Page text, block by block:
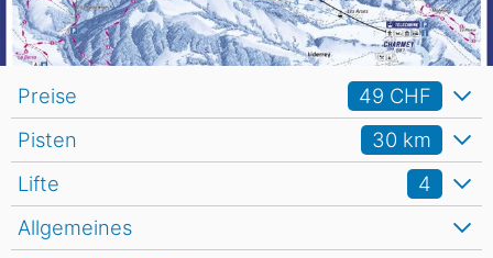
Allgemeines
Lifte 4
Pisten 30 km
Preise 49 CHF